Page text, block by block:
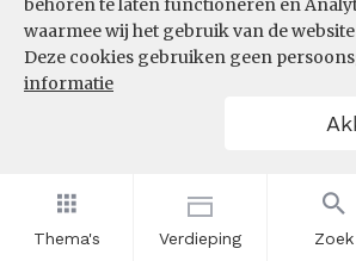
Thema's Verdieping Zoek
behoren te laten functioneren en
waarmee wij het gebruik van de
Deze cookies gebruiken geen
informatie
ARBEIDSKRACHTEN